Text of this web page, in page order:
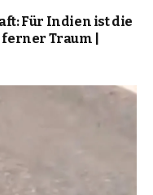
Für Indien ist die
Traum |